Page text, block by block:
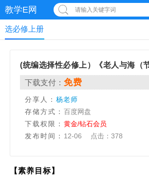
教学E网 请输入关键字词
选必修上册
下载支付： 免费
分享人： 杨老师
存储方式： 百度网盘
下载权限： 黄金/钻石会员
发布时间： 12-06 点击： 378
【素养目标】